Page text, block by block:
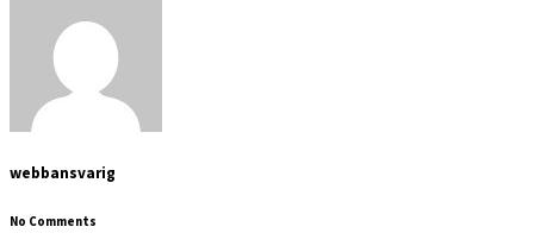
webbansvarig
No Comments